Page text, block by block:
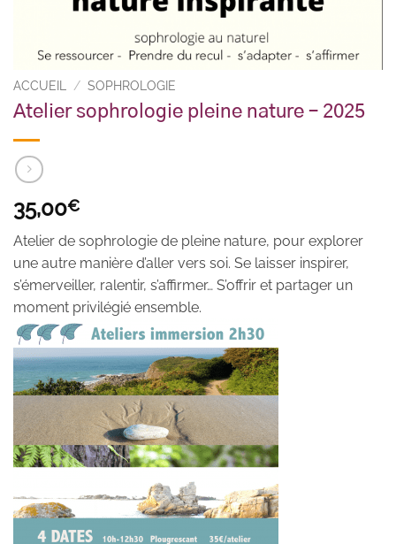
ACCUEIL / SOPHROLOGIE
Atelier sophrologie pleine nature – 2025
35,00€
Atelier de sophrologie de pleine nature, pour explorer
une autre manière d’aller vers soi. Se laisser inspirer,
s’émerveiller, ralentir, s’affirmer… S’offrir et partager un
moment privilégié ensemble.